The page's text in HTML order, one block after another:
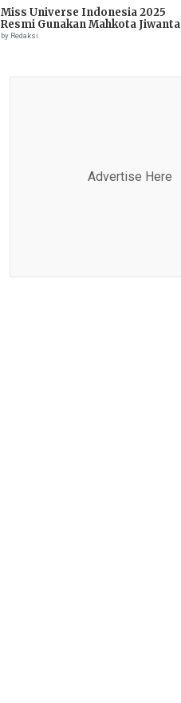
Miss Universe Indonesia 2025
Resmi Gunakan Mahkota Jiwanta
by Redaksi
Advertise Here